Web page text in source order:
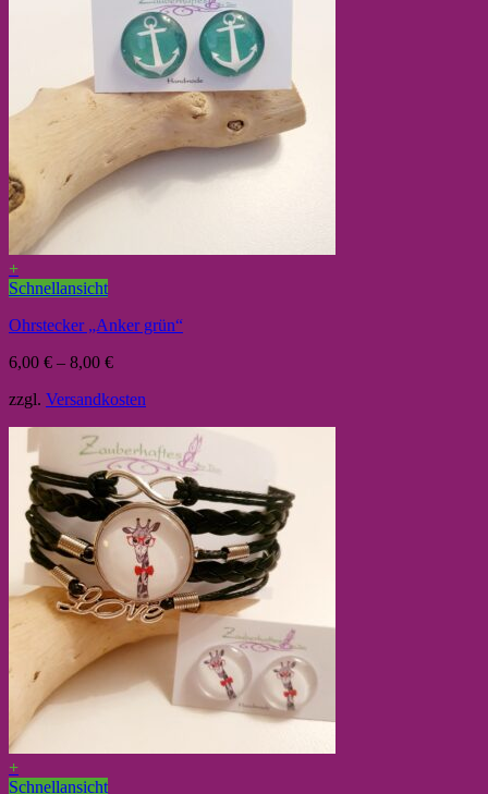
+
Schnellansicht
Ohrstecker „Anker grün“
6,00 € – 8,00 €
zzgl. Versandkosten
+
Schnellansicht